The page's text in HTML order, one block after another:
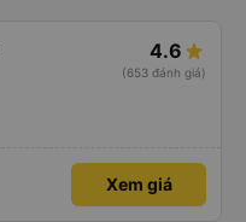
4.6
(653 đánh giá)
Xem giá